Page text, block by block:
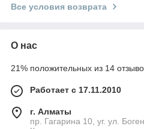
Все условия возврата
О нас
21% положительных из 14
Работает с 17.11.2010
г. Алматы
пр. Гагарина 10, уг. ул.